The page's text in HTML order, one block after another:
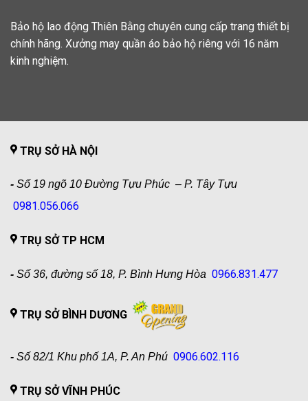
Bảo hộ lao động Thiên Bằng chuyên cung cấp trang thiết bị
chính hãng. Xưởng may quần áo bảo hộ riêng với 16 năm
kinh nghiệm.
TRỤ SỞ HÀ NỘI
- Số 19 ngõ 10 Đường Tựu Phúc – P. Tây Tựu
0981.056.066
TRỤ SỞ TP HCM
- Số 36, đường số 18, P. Bình Hưng Hòa 0966.831.477
TRỤ SỞ BÌNH DƯƠNG
- Số 82/1 Khu phố 1A, P. An Phú 0906.602.116
TRỤ SỞ VĨNH PHÚC